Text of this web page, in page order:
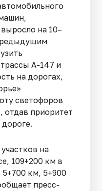
на 10–
А-147 и
на дорогах,
светофоров
отдав приоритет
на
109+200 км в
км, 5+900
пресс-